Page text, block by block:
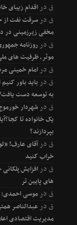
قدراقدام زیبای
قدرسرقت نفت از
مخفی زیرزمینی در
قدرروزنامه
موثر، ظرفیت های
قدرامام خمینی
قدرباید باور
به توسعه دست
قدرشهردار
یک خانواده تا
بپردازند؟
قدرآقای عارف!
خراب کنید
قدر
های پایین تر
قدرموسی احمدی: ۹ دی نماد پیوند آگاهانه مردم با ولایت و رهبری است
قدر عبدالناصر
مدیریت اقتصادی